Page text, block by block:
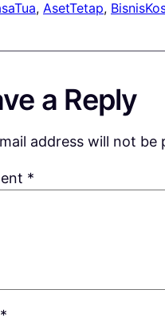
, AsetTetap,
a Reply
address will not be
*